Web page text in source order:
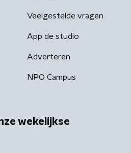
Veelgestelde vragen
App de studio
Adverteren
NPO Campus
wekelijkse